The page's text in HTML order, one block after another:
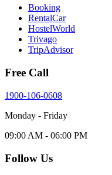
Booking
RentalCar
HostelWorld
Trivago
TripAdvisor
Free Call
1900-106-0608
Monday - Friday
09:00 AM - 06:00 PM
Follow Us